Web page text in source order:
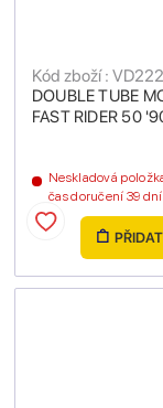
DOUBLE TUBE
FAST RIDER 50
Kód zboží :
Neskladová
čas doručení 39